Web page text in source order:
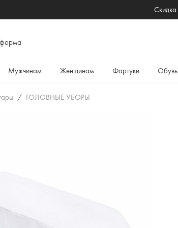
Мужчинам Женщинам Фартуки Обувь
ГОЛОВНЫЕ УБОРЫ